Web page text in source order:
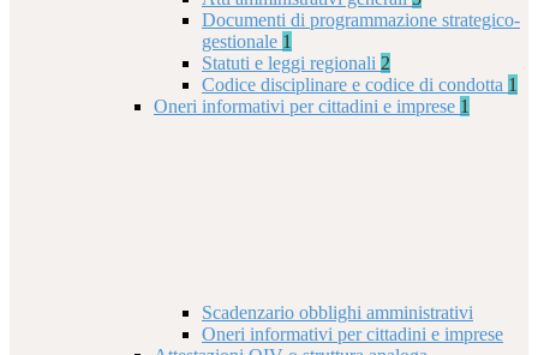
Documenti di programmazione strategico-
gestionale 1
Statuti e leggi regionali 2
Codice disciplinare e codice di condotta 1
Oneri informativi per cittadini e imprese 1
Scadenzario obblighi amministrativi
Oneri informativi per cittadini e imprese